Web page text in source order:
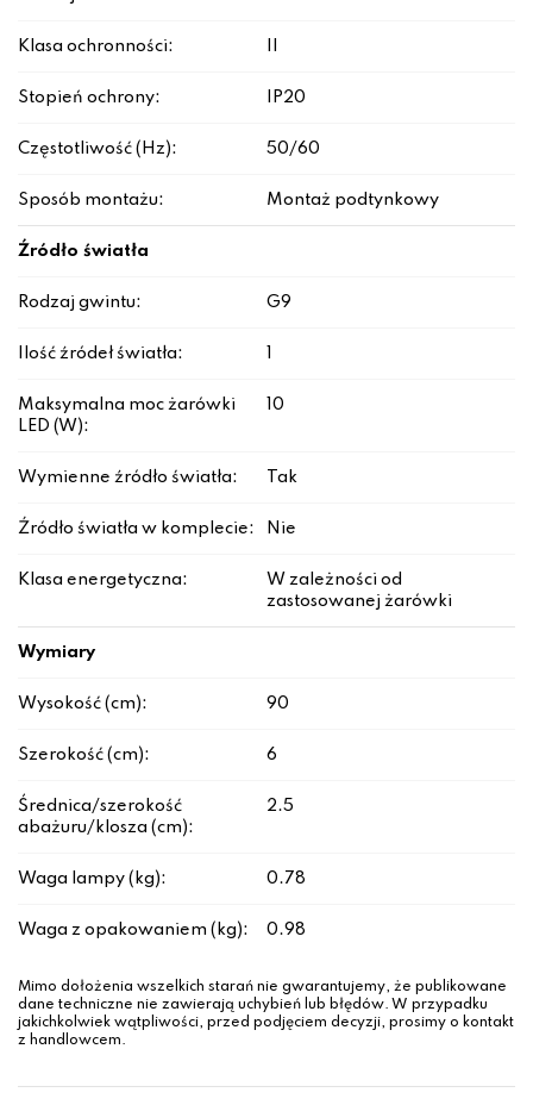
Klasa ochronności:
Stopień ochrony: IP20
Częstotliwość (Hz): 50/60
Sposób montażu: Montaż podtynkowy
Źródło światła
Rodzaj gwintu: G9
Ilość źródeł światła:
Maksymalna moc żarówki
LED (W):
10
Wymienne źródło światła: Tak
Źródło światła w komplecie: Nie
Klasa energetyczna:
W zależności od
zastosowanej żarówki
Wymiary
Wysokość (cm): 90
Szerokość (cm): 6
Średnica/szerokość
abażuru/klosza (cm):
2.5
Waga lampy (kg): 0.78
Waga z opakowaniem (kg): 0.98
Mimo dołożenia wszelkich starań nie gwarantujemy, że publikowane
dane techniczne nie zawierają uchybień lub błędów. W przypadku
jakichkolwiek wątpliwości, przed podjęciem decyzji, prosimy o kontakt
z handlowcem.